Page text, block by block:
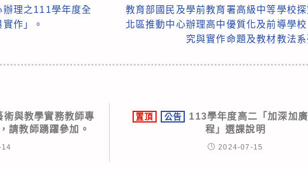
理之111學年度全
作」。
教育部國民及學前教育署高級中等學校
北區推動中心辦理高中優質化及前導學
究與實作命題及教材教法系
與教學實務教師專
請教師踴躍參加。
置頂 公告
113學年度高二「加深加
程」選課說明
2024-07-15